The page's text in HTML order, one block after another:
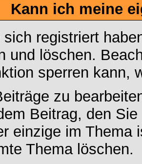
Kann ich meine
sich registriert
und löschen.
sperren kann,
zu
Beitrag, den
einzige im Thema
Thema löschen.